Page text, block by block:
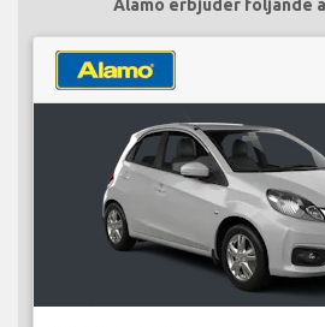
Alamo erbjuder följande